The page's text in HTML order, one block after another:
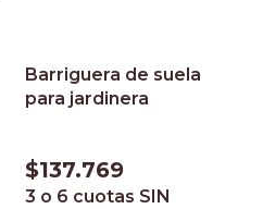
Barriguera de suela
para jardinera
$137.769
3 o 6 cuotas SIN